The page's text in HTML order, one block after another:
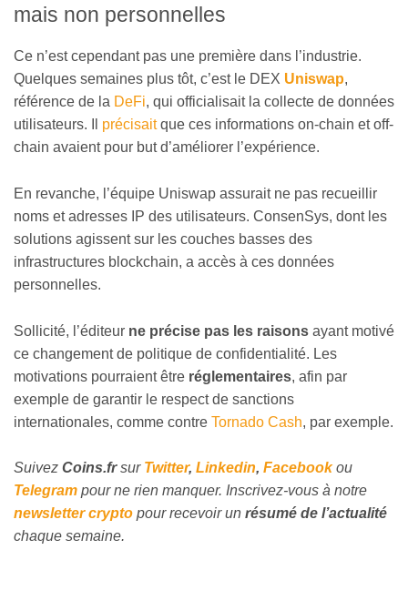
mais non personnelles
Ce n’est cependant pas une première dans l’industrie.
Quelques semaines plus tôt, c’est le DEX Uniswap,
référence de la DeFi, qui officialisait la collecte de données
utilisateurs. Il précisaitque ces informations on-chain et off-
chain avaient pour but d’améliorer l’expérience.
En revanche, l’équipe Uniswap assurait ne pas recueillir
noms et adresses IP des utilisateurs. ConsenSys, dont les
solutions agissent sur les couches basses des
infrastructures blockchain, a accès à ces données
personnelles.
Sollicité, l’éditeur ne précise pas les raisons ayant motivé
ce changement de politique de confidentialité. Les
motivations pourraient être réglementaires, afin par
exemple de garantir le respect de sanctions
internationales, comme contre Tornado Cash, par exemple.
Suivez Coins.frsur Twitter, Linkedin, Facebookou
Telegram pour ne rien manquer. Inscrivez-vous à notre
newsletter crypto pour recevoir un résumé de l’actualité
chaque semaine.